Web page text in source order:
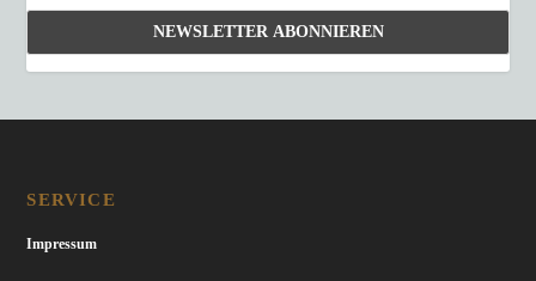
SERVICE
Impressum